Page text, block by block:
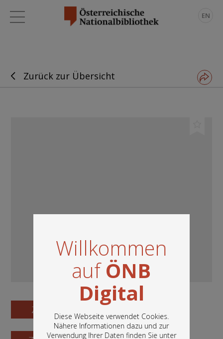
Willkommen
aufÖNB
Digital
Diese Webseite verwendet Cookies.
Nähere Informationen dazu und zur
Verwendung Ihrer Daten finden Sie unter
EN
Zurück zur Übersicht
Zum Digitalisat